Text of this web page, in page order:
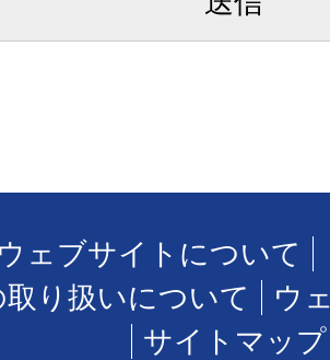
ェブサイトについて
り扱いについて
ウ
サイトマップ